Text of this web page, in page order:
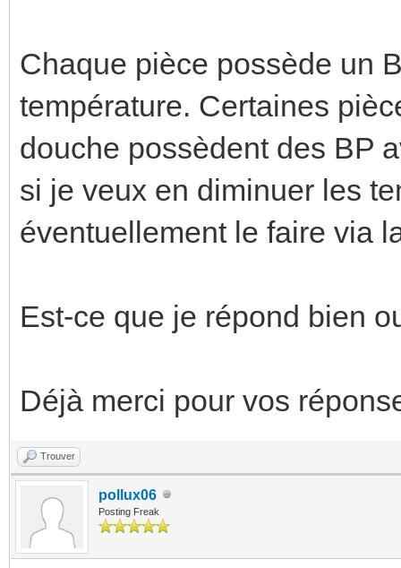
Chaque pièce possède un
température. Certaines
douche possèdent des BP
si je veux en diminuer les
éventuellement le faire via
Est-ce que je répond bien
Déjà merci pour vos
Trouver
pollux06
Posting Freak